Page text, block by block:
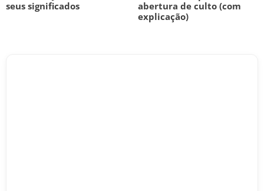
seus significados
abertura de culto (com
explicação)